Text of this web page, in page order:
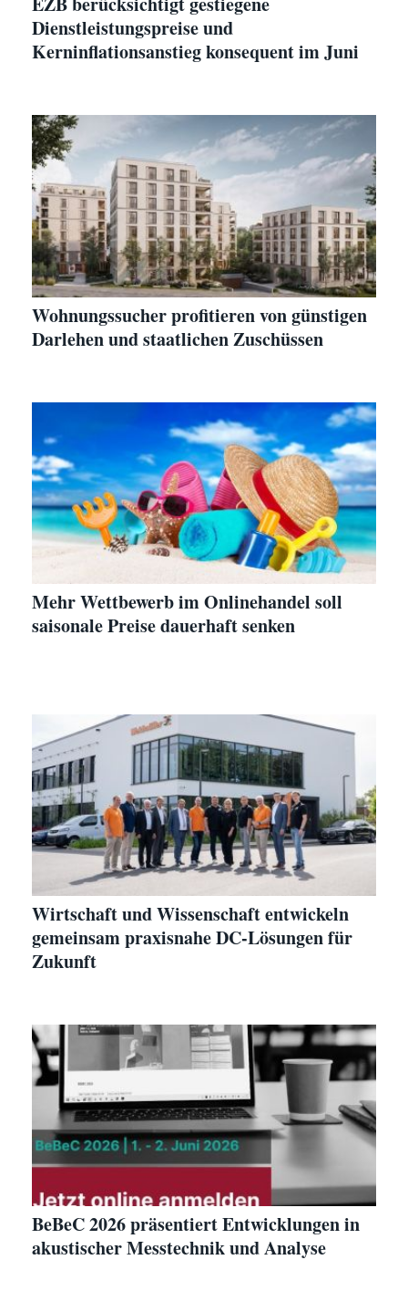
Dienstleistungspreise und
Kerninflationsanstieg konsequent im Juni
Wohnungssucher profitieren von günstigen
Darlehen und staatlichen Zuschüssen
Mehr Wettbewerb im Onlinehandel soll
saisonale Preise dauerhaft senken
Wirtschaft und Wissenschaft entwickeln
gemeinsam praxisnahe DC-Lösungen für
Zukunft
BeBeC 2026 präsentiert Entwicklungen in
akustischer Messtechnik und Analyse